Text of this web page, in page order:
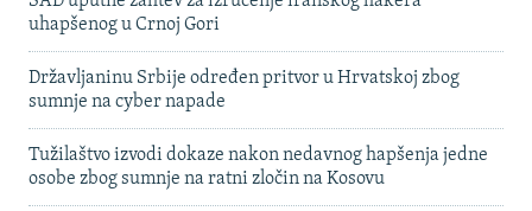
uhapšenog u Crnoj Gori
Državljaninu Srbije određen pritvor u Hrvatskoj zbog
sumnje na cyber napade
Tužilaštvo izvodi dokaze nakon nedavnog hapšenja jedne
osobe zbog sumnje na ratni zločin na Kosovu